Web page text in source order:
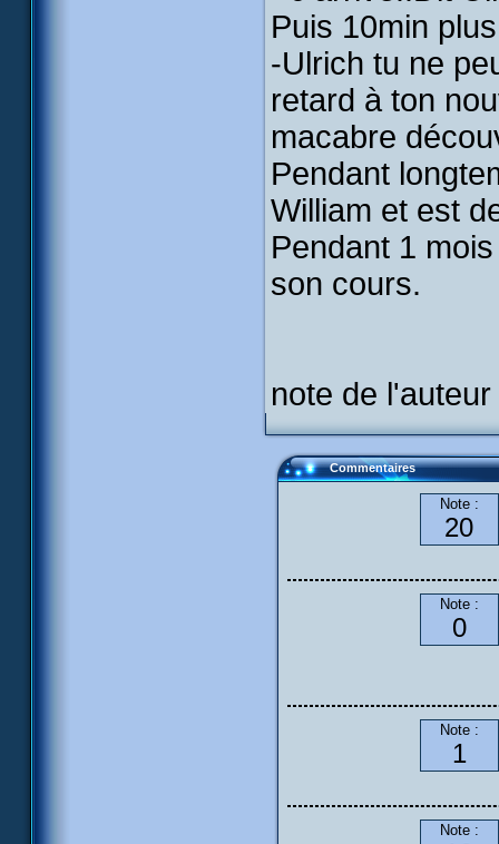
Puis 10min
-Ulrich tu ne
retard à ton
macabre
Pendant
William et est
Pendant 1
son cours.
note de
Commentaires
Note :
20
Note :
0
Note :
1
Note :